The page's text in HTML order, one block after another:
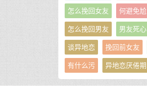
怎么挽回女友 何避免尬
怎么挽回男友 男友死心
谈异地恋 挽回前女友
有什么污 异地恋厌倦期